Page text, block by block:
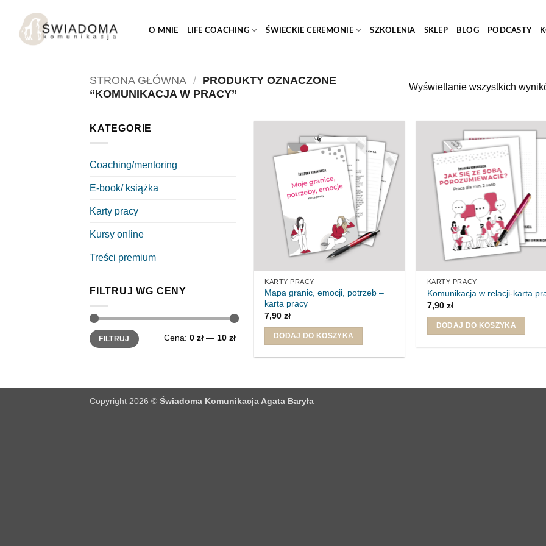
treści
O MNIE LIFE COACHING ŚWIECKIE CEREMONIE SZKOLENIA SKLEP BLOG PODCASTY
STRONA GŁÓWNA / PRODUKTY OZNACZONE
“KOMUNIKACJA W PRACY”
Wyświetlanie wszystkich
KATEGORIE
Coaching/mentoring
E-book/ książka
Karty pracy
Kursy online
Treści premium
FILTRUJ WG CENY
Cena
min
Cena
maxFILTRUJ Cena: 0 zł — 10 zł
KARTY PRACY
Mapa granic, emocji, potrzeb –
karta pracy
7,90zł
DODAJ DO KOSZYKA
KARTY PRACY
Komunikacja w relacji-karta
7,90 zł
DODAJ DO KOSZYKA
Copyright 2026 © Świadoma Komunikacja Agata Baryła